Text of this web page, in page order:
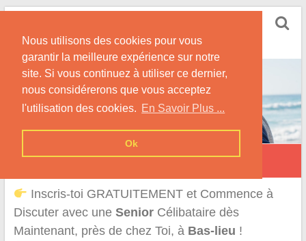
Nous utilisons des cookies pour vous
garantir la meilleure expérience sur notre
site. Si vous continuez à utiliser ce dernier,
nous considérerons que vous acceptez
l'utilisation des cookies. En Savoir Plus ...
Ok
Skip
content
Conseils & Infos pour la Rencontre d'une Senior
Bas-Lieu
Inscris-toi GRATUITEMENT et Commence à
Discuter avec une SeniorCélibataire dès
Maintenant, près de chez Toi, à Bas-lieu !